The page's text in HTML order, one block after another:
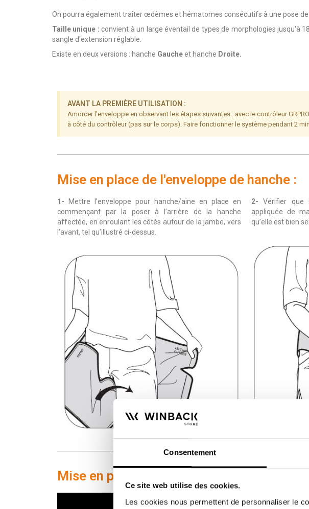
Consentement
Ce site web utilise des cookies.
Les cookies nous permettent de personnaliser le
On pourra également traiter œdèmes et hématomes consécutifs à une pose de
Taille unique : convient à un large éventail de types de morphologies jusqu'à
sangle d'extension réglable.
Existe en deux versions : hanche Gaucheet hanche Droite.
AVANT LA PREMIÈRE UTILISATION :
Amorcer l’enveloppe en observant les étapes suivantes : avec le contrôleur
à côté du contrôleur (pas sur le corps). Faire fonctionner le système pendant 2
Mise en place de l'enveloppe de hanche :
1- Mettre l’enveloppe pour hanche/aine en place en
commençant par la poser à l’arrière de la hanche
affectée, en enroulant les côtés autour de la jambe, vers
l’avant, tel qu’illustré ci-dessus.
2- Vérifier que
appliquée de
qu’elle est bien
Mise en place de l'enveloppe en vidéo :